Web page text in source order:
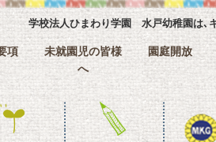
学校法人ひまわり学園 水戸幼稚園は､
項
未就園児の皆様
へ
園庭開放
での流れホーム